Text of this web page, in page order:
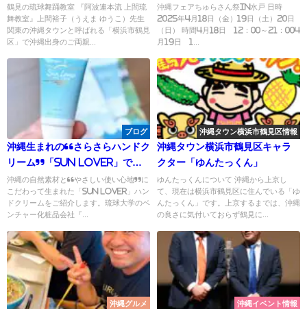
鶴見の琉球舞踊教室 『阿波連本流 上間琉
舞教室』上間裕子（うえま ゆうこ）先生
関東の沖縄タウンと呼ばれる「横浜市鶴見
区」で沖縄出身のご両親...
ト情報】
沖縄フェアちゅらさん祭in水戸 日時
2025年4月18日（金）19日（土）20日
（日） 時間4月18日 12：00～21：004
月19日 1...
ブログ
沖縄生まれの“さらさらハンドク
リーム”「Sun Lover」で毎
日の手肌ケアを心地よく
沖縄の自然素材と“やさしい使い心地”に
こだわって生まれた「Sun Lover」ハン
ドクリームをご紹介します。琉球大学のベ
ンチャー化粧品会社『...
沖縄タウン横浜市鶴見区情報
沖縄タウン横浜市鶴見区キャラ
クター「ゆんたっくん」
ゆんたっくんについて 沖縄から上京し
て、現在は横浜市鶴見区に住んでいる「ゆ
んたっくん」です。上京するまでは、沖縄
の良さに気付いておらず鶴見に...
沖縄グルメ 沖縄イベント情報